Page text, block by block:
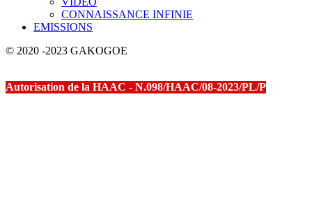
CONNAISSANCE INFINIE
EMISSIONS
© 2020 -2023 GAKOGOE
Autorisation de la HAAC - N.098/HAAC/08-2023/PL/P